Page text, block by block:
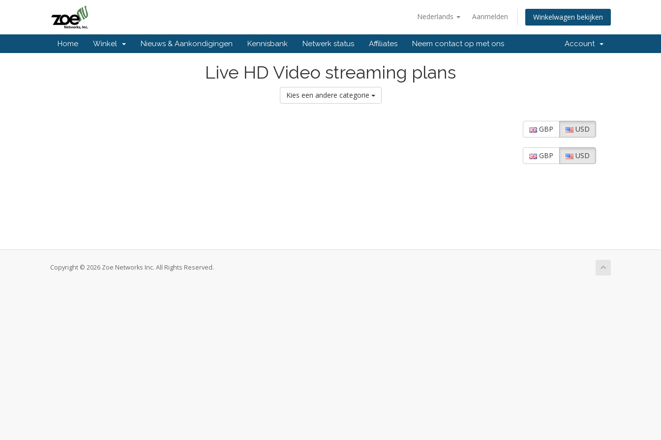
Nederlands Aanmelden Winkelwagen bekijken
Home Winkel Nieuws & Aankondigingen Kennisbank Netwerk status Affiliates Neem contact op met ons Account
Live HD Video streaming plans
Kies een andere categorie
GBP USD
GBP USD
Copyright © 2026 Zoe Networks Inc. All Rights Reserved.